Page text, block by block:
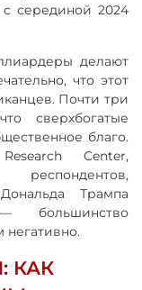
серединой 2024
делают
что этот
Почти три
сверхбогатые
благо.
Center,
Трампа
большинство
негативно.
КАК